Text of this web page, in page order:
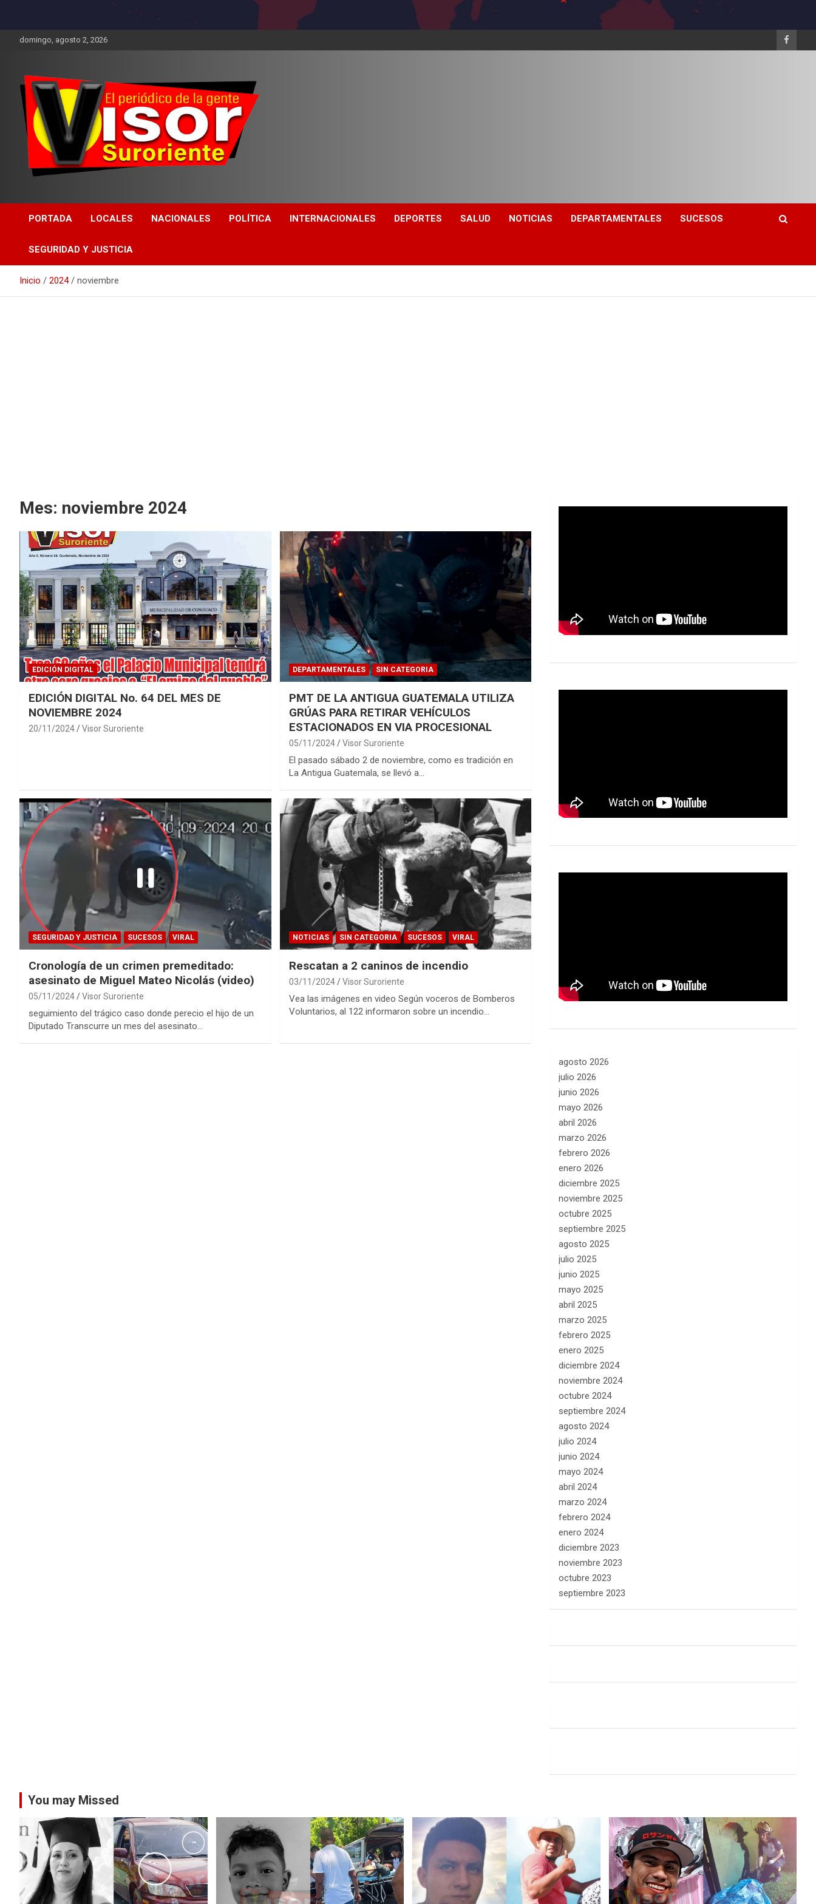
domingo, agosto 2, 2026
PORTADA LOCALES NACIONALES POLÍTICA INTERNACIONALES DEPORTES SALUD NOTICIAS DEPARTAMENTALES SUCESOS
SEGURIDAD Y JUSTICIA
Inicio 2024 noviembre
Mes: noviembre 2024
EDICIÓN DIGITAL
EDICIÓN DIGITAL No. 64 DEL MES DE
NOVIEMBRE 2024
20/11/2024 Visor Suroriente
DEPARTAMENTALES SIN CATEGORIA
PMT DE LA ANTIGUA GUATEMALA UTILIZA
GRÚAS PARA RETIRAR VEHÍCULOS
ESTACIONADOS EN VIA PROCESIONAL
05/11/2024 Visor Suroriente
El pasado sábado 2 de noviembre, como es tradición en
La Antigua Guatemala, se llevó a…
SEGURIDAD Y JUSTICIA SUCESOS VIRAL
Cronología de un crimen premeditado:
asesinato de Miguel Mateo Nicolás (video)
05/11/2024 Visor Suroriente
seguimiento del trágico caso donde perecio el hijo de un
Diputado Transcurre un mes del asesinato…
NOTICIAS SIN CATEGORIA SUCESOS VIRAL
Rescatan a 2 caninos de incendio
03/11/2024 Visor Suroriente
Vea las imágenes en video Según voceros de Bomberos
Voluntarios, al 122 informaron sobre un incendio…
agosto 2026
julio 2026
junio 2026
mayo 2026
abril 2026
marzo 2026
febrero 2026
enero 2026
diciembre 2025
noviembre 2025
octubre 2025
septiembre 2025
agosto 2025
julio 2025
junio 2025
mayo 2025
abril 2025
marzo 2025
febrero 2025
enero 2025
diciembre 2024
noviembre 2024
octubre 2024
septiembre 2024
agosto 2024
julio 2024
junio 2024
mayo 2024
abril 2024
marzo 2024
febrero 2024
enero 2024
diciembre 2023
noviembre 2023
octubre 2023
septiembre 2023
You may Missed